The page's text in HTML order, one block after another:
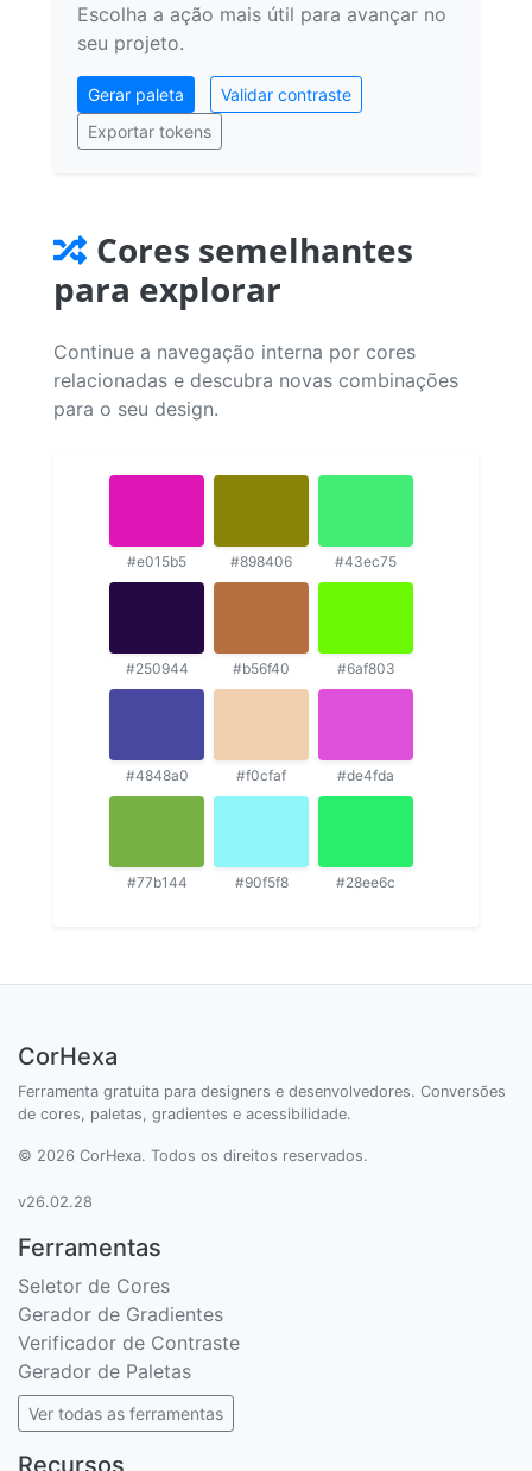
Escolha a ação mais útil para avançar no
seu projeto.
Gerar paleta
Validar contraste
Exportar tokens
Cores semelhantes
para explorar
Continue a navegação interna por cores
relacionadas e descubra novas combinações
para o seu design.
#e015b5 #898406 #43ec75
#250944 #b56f40 #6af803
#4848a0 #f0cfaf #de4fda
#77b144 #90f5f8 #28ee6c
CorHexa
Ferramenta gratuita para designers e desenvolvedores. Conversões
de cores, paletas, gradientes e acessibilidade.
© 2026 CorHexa. Todos os direitos reservados.
v26.02.28
Ferramentas
Seletor de Cores
Gerador de Gradientes
Verificador de Contraste
Gerador de Paletas
Ver todas as ferramentas
Recursos